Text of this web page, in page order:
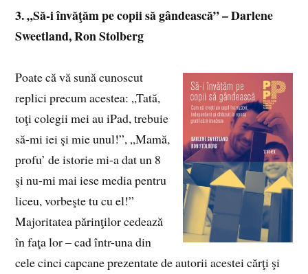
3. „Să-i învăţăm pe copii să gândească” – Darlene
Sweetland, Ron Stolberg
Poate că vă sună cunoscut
replici precum acestea: „Tată,
toţi colegii mei au iPad, trebuie
să-mi iei şi mie unul!”, „Mamă,
profu’ de istorie mi-a dat un 8
şi nu-mi mai iese media pentru
liceu, vorbeşte tu cu el!”
Majoritatea părinţilor cedează
în faţa lor – cad într-una din
cele cinci capcane prezentate de autorii acestei cărţi şi